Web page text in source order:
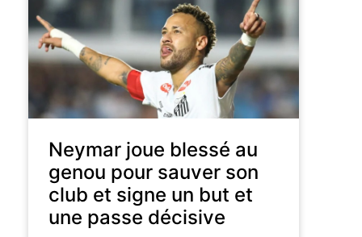
Neymar joue blessé au
genou pour sauver son
club et signe un but et
une passe décisive